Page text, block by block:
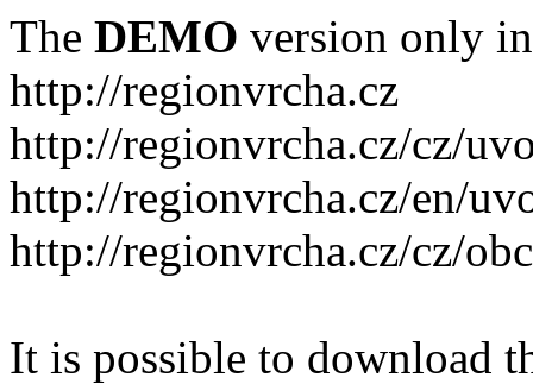
The DEMO version only
http://regionvrcha.cz
http://regionvrcha.cz/cz/
http://regionvrcha.cz/en/
http://regionvrcha.cz/cz/
It is possible to download